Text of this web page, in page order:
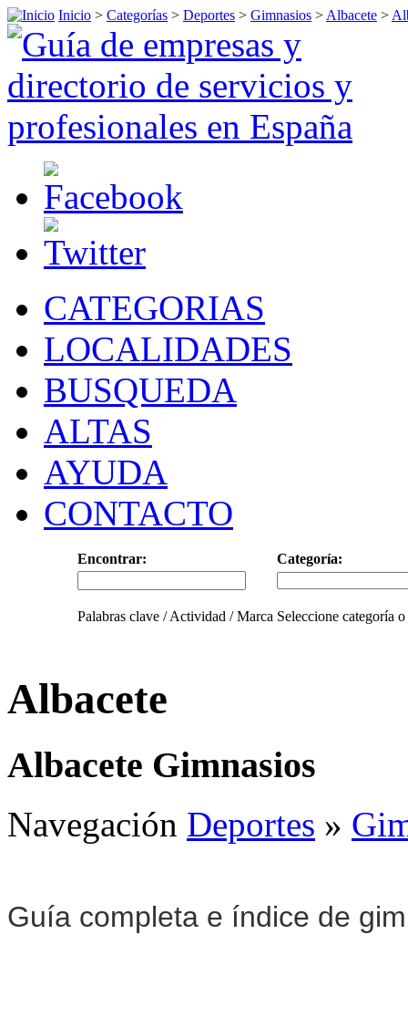
Inicio > Categorías > Deportes > Gimnasios > Albacete >
CATEGORIAS
LOCALIDADES
BUSQUEDA
ALTAS
AYUDA
CONTACTO
Encontrar: Categoría:
Palabras clave / Actividad / Marca Seleccione categoría
Albacete
Albacete Gimnasios
Navegación Deportes »
Guía completa e índice de